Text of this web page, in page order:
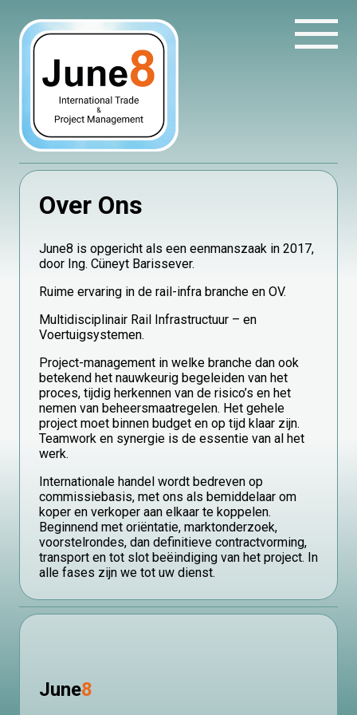
Over Ons
June8 is opgericht als een eenmanszaak in 2017,
door Ing. Cüneyt Barissever.
Ruime ervaring in de rail-infra branche en OV.
Multidisciplinair Rail Infrastructuur – en
Voertuigsystemen.
Project-management in welke branche dan ook
betekend het nauwkeurig begeleiden van het
proces, tijdig herkennen van de risico’s en het
nemen van beheersmaatregelen. Het gehele
project moet binnen budget en op tijd klaar zijn.
Teamwork en synergie is de essentie van al het
werk.
Internationale handel wordt bedreven op
commissiebasis, met ons als bemiddelaar om
koper en verkoper aan elkaar te koppelen.
Beginnend met oriëntatie, marktonderzoek,
voorstelrondes, dan definitieve contractvorming,
transport en tot slot beëindiging van het project. In
alle fases zijn we tot uw dienst.
June8